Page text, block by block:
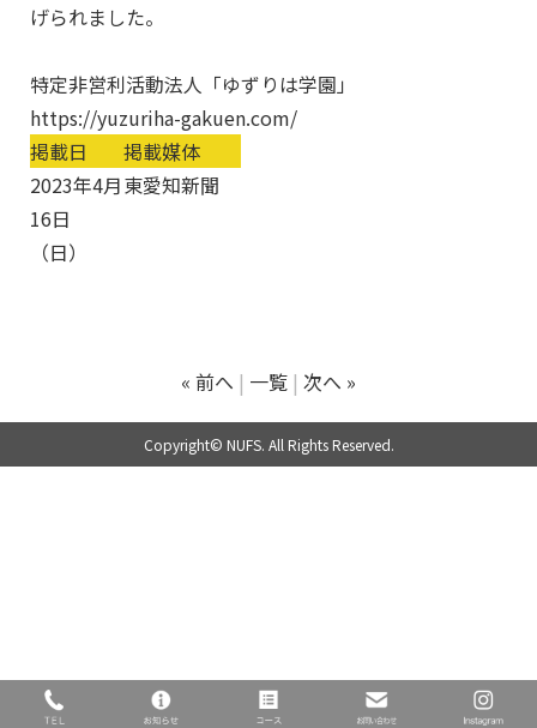
げられました。
特定非営利活動法人「ゆずりは学園」
https://yuzuriha-gakuen.com/
掲載日
掲載媒体
2023年4月
16日
（日）
東愛知新聞
« 前へ 一覧 次へ »
Copyright© NUFS. All Rights Reserved.